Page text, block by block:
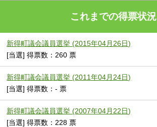
これまでの得票状況
新得町議会議員選挙 (2015年04月26日)
[当選] 得票数：260 票
新得町議会議員選挙 (2011年04月24日)
[当選] 得票数：- 票
新得町議会議員選挙 (2007年04月22日)
[当選] 得票数：228 票